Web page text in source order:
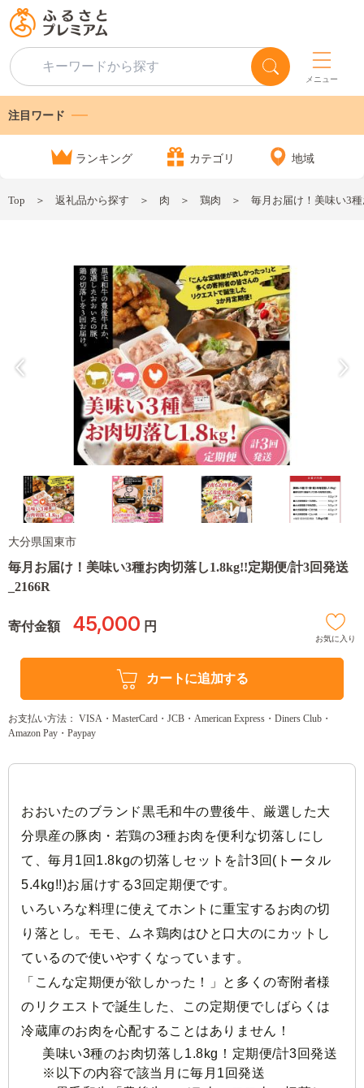
メニュー
注目ワード
ランキング カテゴリ 地域
Top 返礼品から探す 肉 鶏肉 毎月お届け！美味い3
大分県国東市
毎月お届け！美味い3種お肉切落し1.8kg!!定期便/計3回発送
_2166R
寄付金額 45,000 円
お気に入り
カートに追加する
お支払い方法： VISA・MasterCard・JCB・American Express・Diners Club・
Amazon Pay・Paypay
おおいたのブランド黒毛和牛の豊後牛、厳選した大
分県産の豚肉・若鶏の3種お肉を便利な切落しにし
て、毎月1回1.8kgの切落しセットを計3回(トータル
5.4kg!!)お届けする3回定期便です。
いろいろな料理に使えてホントに重宝するお肉の切
り落とし。モモ、ムネ鶏肉はひと口大のにカットし
ているので使いやすくなっています。
「こんな定期便が欲しかった！」と多くの寄附者様
のリクエストで誕生した、この定期便でしばらくは
冷蔵庫のお肉を心配することはありません！
美味い3種のお肉切落し1.8kg！定期便/計3回発送
※以下の内容で該当月に毎月1回発送